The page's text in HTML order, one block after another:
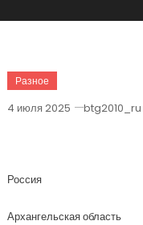
Разное
4 июля 2025 btg2010_ru
Россия
Архангельская область